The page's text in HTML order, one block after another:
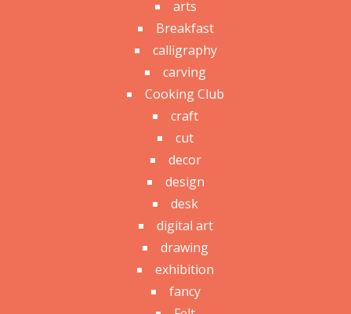
arts
Breakfast
calligraphy
carving
Cooking Club
craft
cut
decor
design
desk
digital art
drawing
exhibition
fancy